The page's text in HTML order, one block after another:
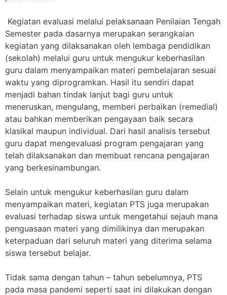
Kegiatan evaluasi melalui pelaksanaan Penilaian Tengah
Semester pada dasarnya merupakan serangkaian
kegiatan yang dilaksanakan oleh lembaga pendidikan
(sekolah) melalui guru untuk mengukur keberhasilan
guru dalam menyampaikan materi pembelajaran sesuai
waktu yang diprogramkan. Hasil itu sendiri dapat
menjadi bahan tindak lanjut bagi guru untuk
meneruskan, mengulang, memberi perbaikan (remedial)
atau bahkan memberikan pengayaan baik secara
klasikal maupun individual. Dari hasil analisis tersebut
guru dapat mengevaluasi program pengajaran yang
telah dilaksanakan dan membuat rencana pengajaran
yang berkesinambungan.
Selain untuk mengukur keberhasilan guru dalam
menyampaikan materi, kegiatan PTS juga merupakan
evaluasi terhadap siswa untuk mengetahui sejauh mana
penguasaan materi yang dimilikinya dan merupakan
keterpaduan dari seluruh materi yang diterima selama
siswa tersebut belajar.
Tidak sama dengan tahun – tahun sebelumnya, PTS
pada masa pandemi seperti saat ini dilakukan dengan